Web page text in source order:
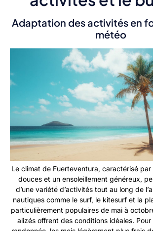
Adaptation des activités en
météo
Le climat de Fuerteventura, caractérisé
douces et un ensoleillement généreux,
d’une variété d’activités tout au long de
nautiques comme le surf, le kitesurf et la
particulièrement populaires de mai à
alizés offrent des conditions idéales.